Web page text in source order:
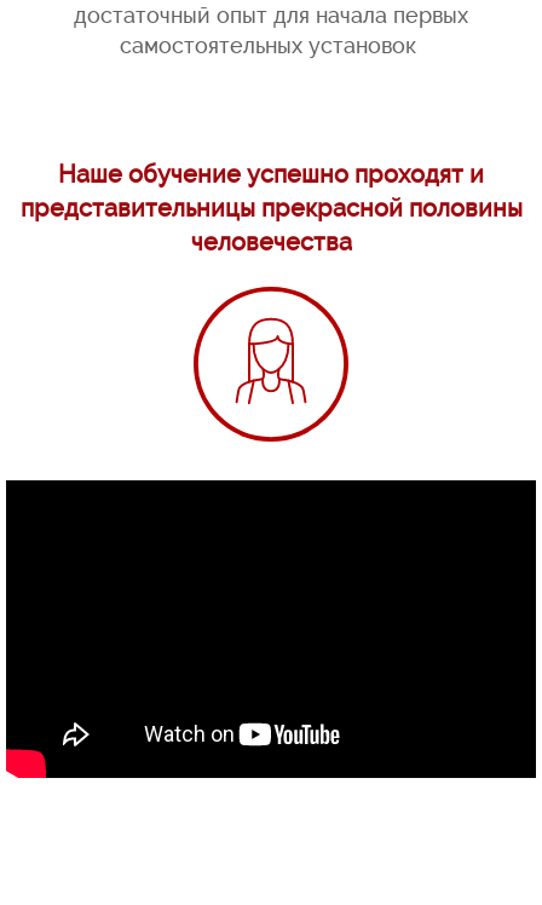
достаточный опыт для начала первых
самостоятельных установок
Наше обучение успешно проходят и
представительницы прекрасной половины
человечества